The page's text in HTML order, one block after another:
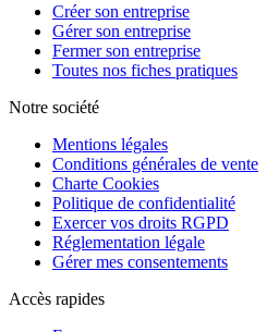
Créer son entreprise
Gérer son entreprise
Fermer son entreprise
Toutes nos fiches pratiques
Notre société
Mentions légales
Conditions générales de vente
Charte Cookies
Politique de confidentialité
Exercer vos droits RGPD
Réglementation légale
Gérer mes consentements
Accès rapides